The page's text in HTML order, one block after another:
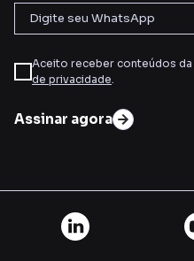
Aceito receber conteúdos
de privacidade.
Assinar agora